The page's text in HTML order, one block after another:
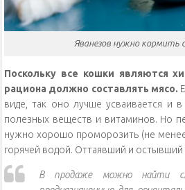
Яванезов нужно кормить
Поскольку все кошки являются
рациона должно составлять мясо.
виде, так оно лучше усваивается и
полезных веществ и витаминов. Но
нужно хорошо проморозить (не
горячей водой. Оттаявший и остывший
В продаже можно найти